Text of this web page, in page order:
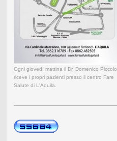
Ogni giovedì mattina il Dr. Domenico Piccolo
riceve i propri pazienti presso il centro Fare
Salute di L'Aquila.